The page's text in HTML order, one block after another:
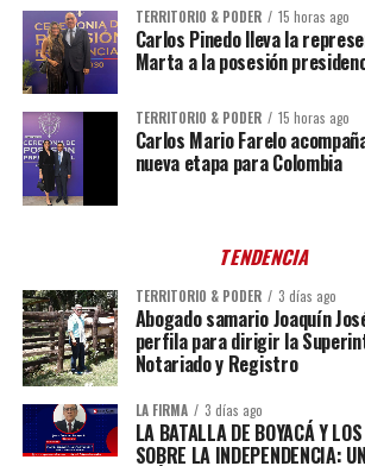
TERRITORIO & PODER 15 horas ago
Carlos Pinedo lleva la
Marta a la posesión
TERRITORIO & PODER 15 horas ago
Carlos Mario Farelo
nueva etapa para Colombia
TENDENCIA
TERRITORIO & PODER 3 días ago
Abogado samario Joaquín
perfila para dirigir la
Notariado y Registro
LA FIRMA 3 días ago
LA BATALLA DE BOYACÁ Y
SOBRE LA INDEPENDENCIA: